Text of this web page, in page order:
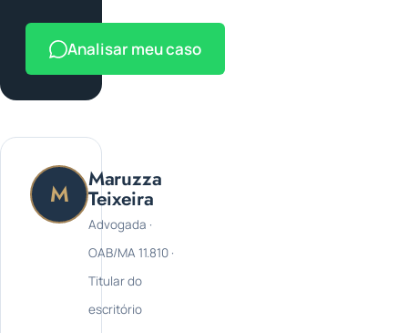
Analisar meu caso
M Maruzza
Teixeira
Advogada ·
OAB/MA 11.810 ·
Titular do
escritório